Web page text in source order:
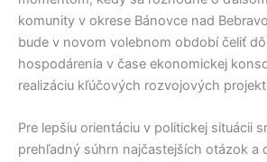
komunity v okrese Bánovce nad
bude v novom volebnom období čeliť
hospodárenia v čase ekonomickej
realizáciu kľúčových rozvojových
Pre lepšiu orientáciu v politickej situácii
prehľadný súhrn najčastejších otázok a